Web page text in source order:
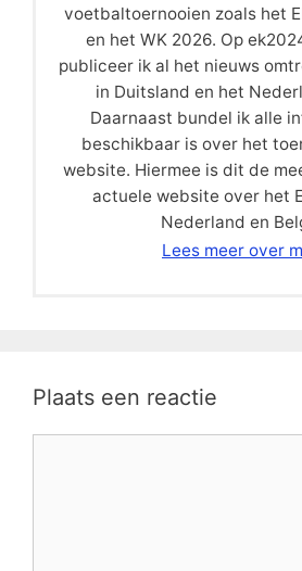
voetbaltoernooien zoals het
en het WK 2026. Op
publiceer ik al het nieuws
in Duitsland en het
Daarnaast bundel ik alle
beschikbaar is over het
website. Hiermee is dit de
actuele website over het
Nederland en
Lees meer over
Plaats een reactie